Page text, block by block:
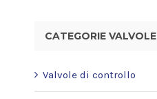
CATEGORIE VALVOLE
Valvole di controllo